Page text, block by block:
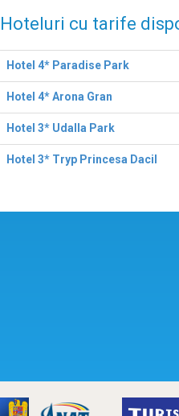
Hoteluri cu tarife
Hotel 4* Paradise Park
Hotel 4* Arona Gran
Hotel 3* Udalla Park
Hotel 3* Tryp Princesa Dacil